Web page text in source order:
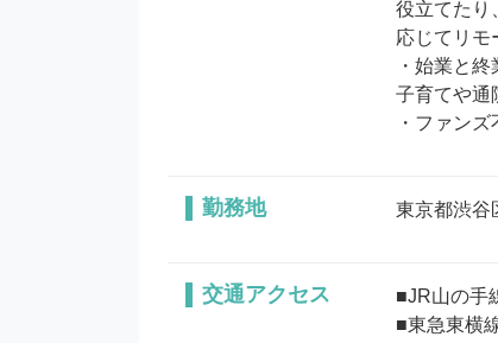
役立てたり
応じてリモ
・始業と
子育てや通
・ファン
勤務地 東京都渋谷
交通アクセス
■JR山の手
■東急東横